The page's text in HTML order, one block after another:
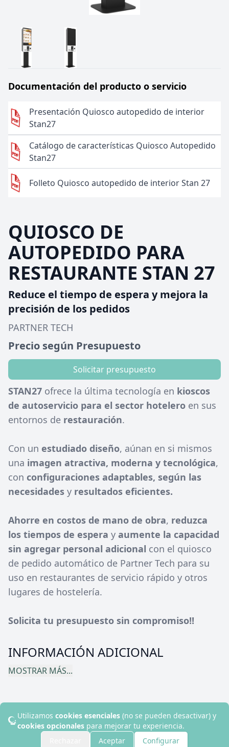
Documentación del producto o servicio
Presentación Quiosco autopedido de interior
Stan27
Catálogo de características Quiosco Autopedido
Stan27
Folleto Quiosco autopedido de interior Stan 27
QUIOSCO DE
AUTOPEDIDO PARA
RESTAURANTE STAN 27
Reduce el tiempo de espera y mejora la
precisión de los pedidos
PARTNER TECH
Precio según Presupuesto
Solicitar presupuesto
STAN27 ofrece la última tecnología en kioscos
de autoservicio para el sector hotelero en sus
entornos de restauración.
Con un estudiado diseño, aúnan en si mismos
una imagen atractiva, moderna y tecnológica,
con configuraciones adaptables, según las
necesidades y resultados eficientes.
Ahorre en costos de mano de obra, reduzca
los tiempos de espera y aumente la capacidad
sin agregar personal adicional con el quiosco
de pedido automático de Partner Tech para su
uso en restaurantes de servicio rápido y otros
lugares de hostelería.
Solicita tu presupuesto sin compromiso!!
INFORMACIÓN ADICIONAL
MOSTRAR MÁS...
Utilizamos cookies esenciales(no se pueden desactivar) y
cookies opcionalespara mejorar tu experiencia.
Aceptar Configurar
© 2024 Disruptive Hotels. Todos los derechos reservados.
Contacto